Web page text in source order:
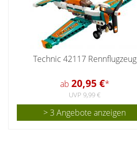
Technic 42117 Rennflugzeug
ab 20,95 €*
UVP 9,99 €
> 3 Angebote anzeigen